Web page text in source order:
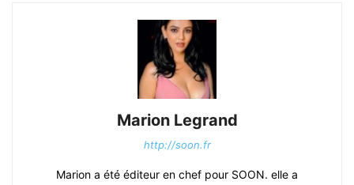
Marion Legrand
http://soon.fr
Marion a été éditeur en chef pour SOON. elle a